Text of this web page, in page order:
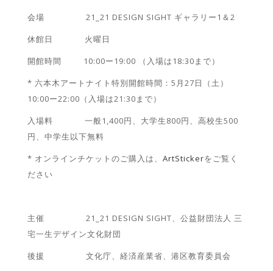
会場 21_21 DESIGN SIGHT ギャラリー1＆2
休館日 火曜日
開館時間 10:00ー19:00 （入場は18:30まで）
* 六本木アートナイト特別開館時間：5月27日（土）
10:00ー22:00（入場は21:30まで）
入場料 一般1,400円、大学生800円、高校生500
円、中学生以下無料
* オンラインチケットのご購入は、 ArtStickerをご覧く
ださい
主催 21_21 DESIGN SIGHT、公益財団法人 三
宅一生デザイン文化財団
後援 文化庁、経済産業省、港区教育委員会